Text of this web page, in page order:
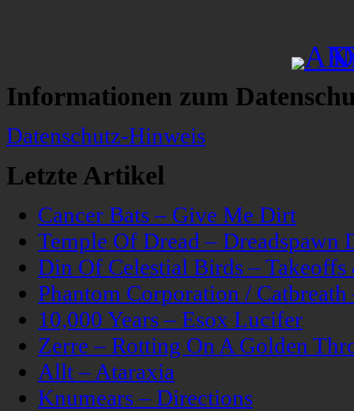
Informationen zum
Datenschutz-Hinweis
Letzte Artikel
Cancer Bats – Give Me Dirt
Temple Of Dread – Dreadspawn
Din Of Celestial Birds –
Phantom Corporation /
10,000 Years – Esox Lucifer
Zerre – Rotting On A Golden
Allt – Ataraxia
Knumears – Directions